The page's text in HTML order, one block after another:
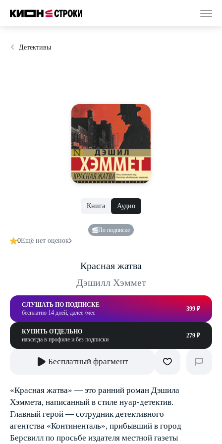
Детективы
Книга Аудио
По подписке
0Ещё нет оценок
Красная жатва
Дэшилл Хэммет
СЛУШАТЬ ПО ПОДПИСКЕ
бесплатно 14 дней, далее /мес
399 ₽
КУПИТЬ ОТДЕЛЬНО
навсегда в профиле и без подписки
279 ₽
Бесплатный фрагмент
«Красная жатва» — это ранний роман Дэшила
Хэммета, написанный в стиле нуар-детектив.
Главный герой — сотрудник детективного
агентства «Континенталь», прибывший в город
Берсвилл по просьбе издателя местной газеты